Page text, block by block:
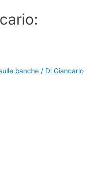
banche / Di Giancarlo